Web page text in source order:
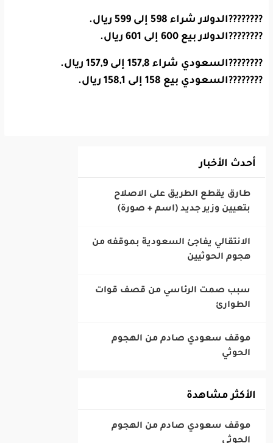
????????الدولار شراء 598 إلى 599 ريال.
????????الدولار بيع 600 إلى 601 ريال.
????????السعودي شراء 157,8 إلى 157,9 ريال.
????????السعودي بيع 158 إلى 158,1 ريال.
أحدث الأخبار
‎طارق يقطع الطريق على الاصلاح
بتعيين وزير جديد (اسم + صورة)
‎الانتقالي يفاجئ السعودية بموقفه من
هجوم الحوثيين
‎سبب صمت الرئاسي من قصف قوات
الطوارئ
‎موقف سعودي صادم من الهجوم
الحوثي
الأكثر مشاهدة
‎موقف سعودي صادم من الهجوم